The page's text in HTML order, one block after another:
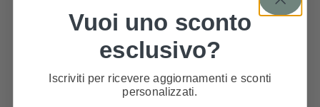
Vuoi uno sconto
esclusivo?
Iscriviti per ricevere aggiornamenti e sconti
personalizzati.